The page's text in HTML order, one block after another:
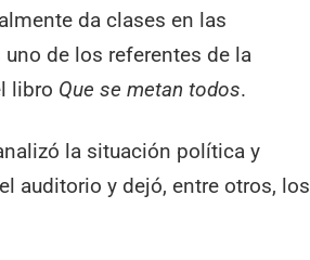
da clases en las
uno de los referentes de la
libro Que se metan todos.
la situación política y
auditorio y dejó, entre otros, los